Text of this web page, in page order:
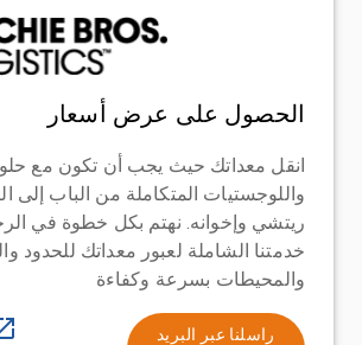
الحصول على عرض أسعار
انقل معداتك حيث يجب أن تكون مع
واللوجستيات المتكاملة من الباب إلى
ريتشي وإخوانه. نهتم بكل خطوة في
خدمتنا الشاملة لعبور معداتك للحدود
والمحيطات بسرعة وكفاءة
راسلنا عبر البريد